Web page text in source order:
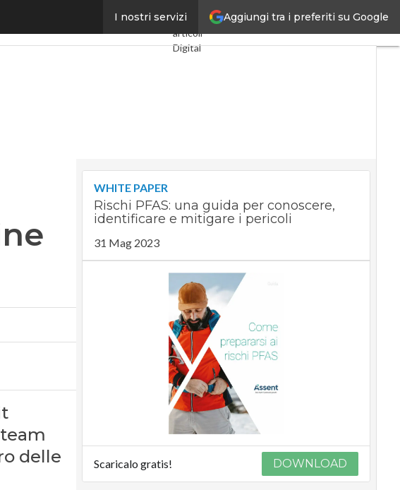
Aggiungi tra i preferiti su Google
I nostri servizi
su una ricercatriceUltimi
articoli
Digital
artificiale
Videointerviste
CorCom
Podcast
Privacy
delle
WHITE PAPER
Rischi PFAS: una guida per conoscere,
identificare e mitigare i pericoli
31 Mag 2023
Scaricalo gratis! DOWNLOAD